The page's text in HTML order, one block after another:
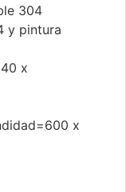
304
y pintura
x
x